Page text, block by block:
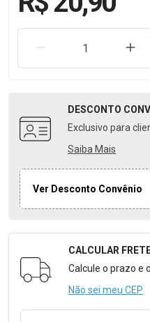
REMOVER UMA
DESCONTO
Exclusivo para
Saiba Mais
Ver Desconto Convênio
Formulário para
CALCULAR
Calcule o prazo e
Não sei meu CEP